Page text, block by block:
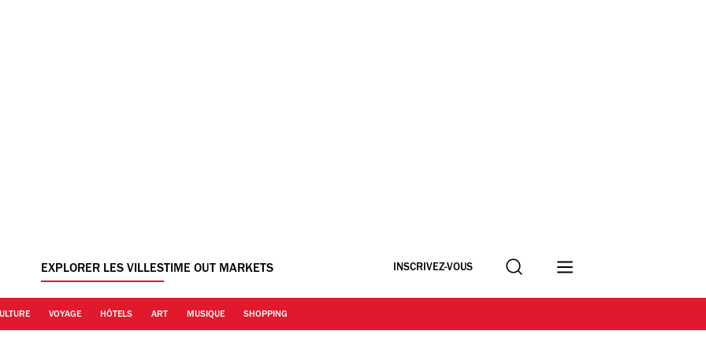
EXPLORER LES VILLESTIME OUT MARKETS INSCRIVEZ-VOUS Recherche
VOYAGE HÔTELS ART MUSIQUE SHOPPING